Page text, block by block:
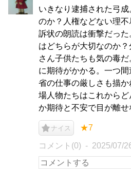
いきなり逮捕された弓
のか？人権などない理
訴状の朗読は衝撃だっ
はどちらが大切なのか
さん子供たちも気の毒
に期待がかかる。一つ
省の仕事の厳しさも描
場人物たちはこれから
か期待と不安で目が離せ
ナイス ★7
コメント(0) 2025/07/